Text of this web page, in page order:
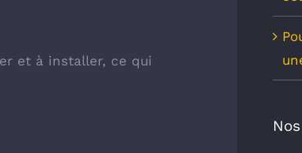
et à installer, ce qui